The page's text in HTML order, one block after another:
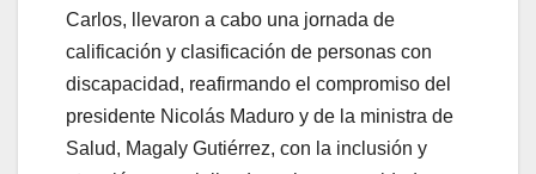
Carlos, llevaron a cabo una jornada de
calificación y clasificación de personas con
discapacidad, reafirmando el compromiso del
presidente Nicolás Maduro y de la ministra de
Salud, Magaly Gutiérrez, con la inclusión y